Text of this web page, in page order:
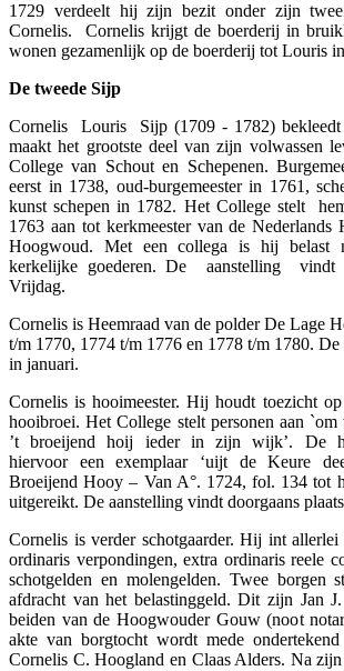
1729 verdeelt hij zijn bezit onder zijn
Cornelis. Cornelis krijgt de boerderij in
wonen gezamenlijk op de boerderij tot Louris
De tweede Sijp
Cornelis Louris Sijp (1709 - 1782)
maakt het grootste deel van zijn volwassen
College van Schout en Schepenen.
eerst in 1738, oud-burgemeester in 1761,
kunst schepen in 1782. Het College stelt
1763 aan tot kerkmeester van de Nederlands
Hoogwoud. Met een collega is hij belast
kerkelijke goederen. De aanstelling
Vrijdag.
Cornelis is Heemraad van de polder De Lage
t/m 1770, 1774 t/m 1776 en 1778 t/m 1780. De
in januari.
Cornelis is hooimeester. Hij houdt toezicht
hooibroei. Het College stelt personen aan
’t broeijend hoij ieder in zijn wijk’. De
hiervoor een exemplaar ‘uijt de Keure
Broeijend Hooy – Van A°. 1724, fol. 134 tot
uitgereikt. De aanstelling vindt doorgaans
Cornelis is verder schotgaarder. Hij int allerlei
ordinaris verpondingen, extra ordinaris reele
schotgelden en molengelden. Twee borgen
afdracht van het belastinggeld. Dit zijn Jan
beiden van de Hoogwouder Gouw (noot
akte van borgtocht wordt mede
Cornelis C. Hoogland en Claas Alders. Na